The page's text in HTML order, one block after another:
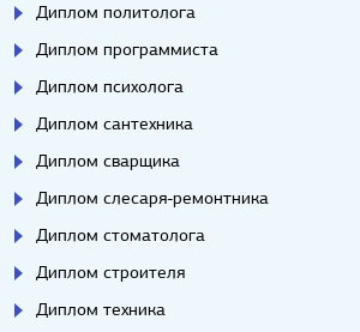
Диплом политолога
Диплом программиста
Диплом психолога
Диплом сантехника
Диплом сварщика
Диплом слесаря-ремонтника
Диплом стоматолога
Диплом строителя
Диплом техника